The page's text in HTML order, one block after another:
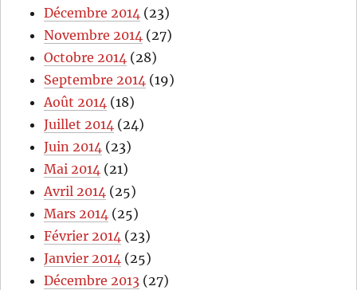
Décembre 2014 (23)
Novembre 2014 (27)
Octobre 2014 (28)
Septembre 2014 (19)
Août 2014 (18)
Juillet 2014 (24)
Juin 2014 (23)
Mai 2014 (21)
Avril 2014 (25)
Mars 2014 (25)
Février 2014 (23)
Janvier 2014 (25)
Décembre 2013 (27)